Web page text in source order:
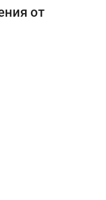
от